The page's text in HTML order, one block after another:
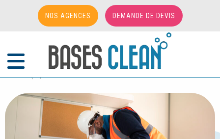
NOS AGENCES DEMANDE DE DEVIS
Accueil Cas clients / NETTOYAGE DE BASE VIE MODULAIRE A BOUSSY ST